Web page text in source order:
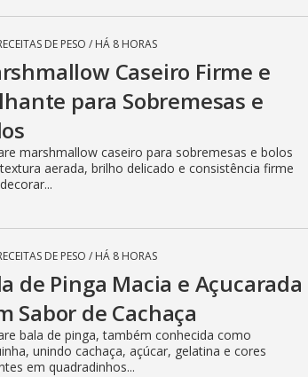
DE PESO / HÁ 8 HORAS
Caseiro Firme e
para Sobremesas e
marshmallow caseiro para sobremesas e bolos
aerada, brilho delicado e consistência firme
DE PESO / HÁ 8 HORAS
de Pinga Macia e Açucarada
Sabor de Cachaça
bala de pinga, também conhecida como
unindo cachaça, açúcar, gelatina e cores
em quadradinhos...